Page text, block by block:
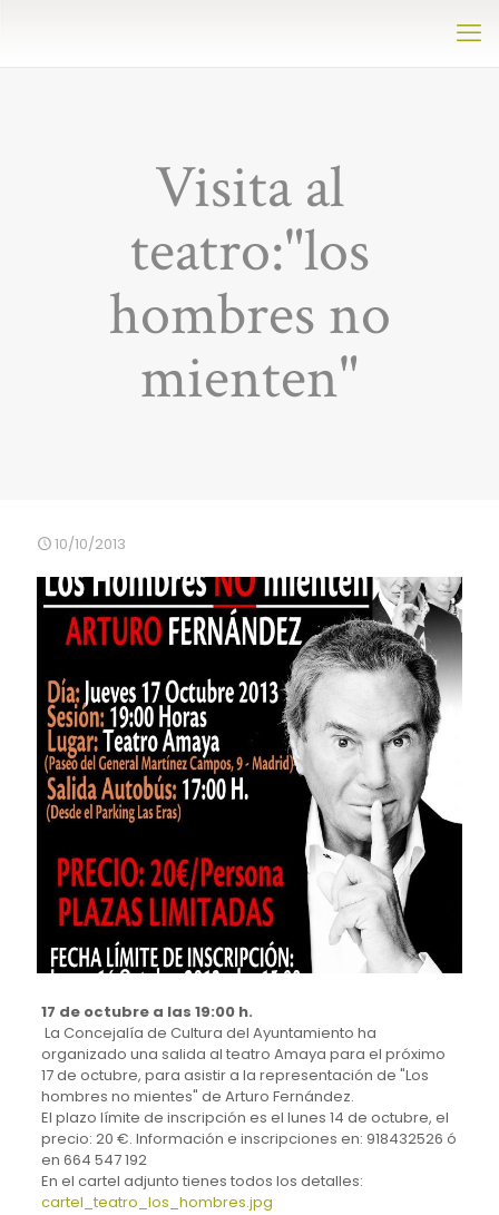
Visita al
teatro:"los
hombres no
mienten"
10/10/2013
17 de octubre a las 19:00 h.
La Concejalía de Cultura del Ayuntamiento ha
organizado una salida al teatro Amaya para el próximo
17 de octubre, para asistir a la representación de "Los
hombres no mientes" de Arturo Fernández.
El plazo límite de inscripción es el lunes 14 de octubre, el
precio: 20 €. Información e inscripciones en: 918432526 ó
en 664 547 192
En el cartel adjunto tienes todos los detalles:
cartel_teatro_los_hombres.jpg